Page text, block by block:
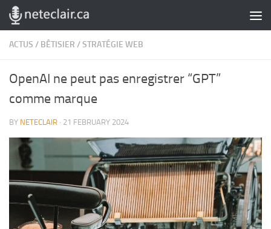
Skip to content
ACTUS / BÊTISIER /STRATÉGIE WEB
OpenAI ne peut pas enregistrer “GPT”
comme marque
BY NETECLAIR · 21 FEBRUARY 2024